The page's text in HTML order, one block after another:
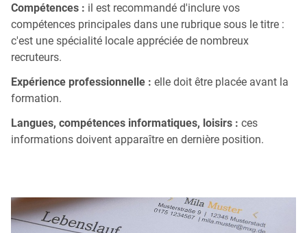
Compétences : il est recommandé d'inclure vos
compétences principales dans une rubrique sous le titre :
c'est une spécialité locale appréciée de nombreux
recruteurs.
Expérience professionnelle : elle doit être placée avant la
formation.
Langues, compétences informatiques, loisirs : ces
informations doivent apparaître en dernière position.